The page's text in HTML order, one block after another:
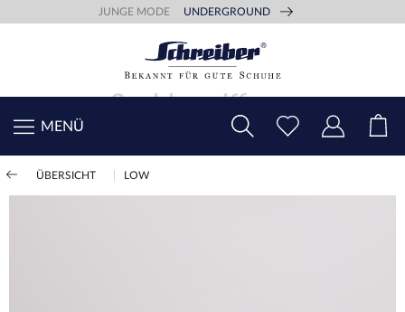
JUNGE MODE UNDERGROUND
MENÜ
ÜBERSICHT LOW